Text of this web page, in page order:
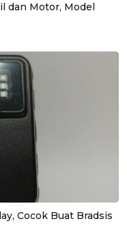
dan Motor, Model
Cocok Buat Bradsis